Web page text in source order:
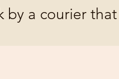
by a courier